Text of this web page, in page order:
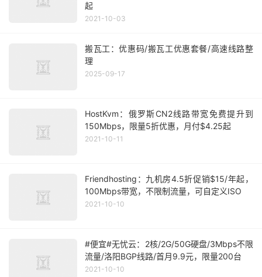
起
2021-10-03
搬瓦工：优惠码/搬瓦工优惠套餐/高速线路整
理
2025-09-17
HostKvm：俄罗斯CN2线路带宽免费提升到
150Mbps，限量5折优惠，月付$4.25起
2021-10-11
Friendhosting：九机房4.5折促销$15/年起，
100Mbps带宽，不限制流量，可自定义ISO
2021-10-10
#便宜#无忧云：2核/2G/50G硬盘/3Mbps不限
流量/洛阳BGP线路/首月9.9元，限量200台
2021-10-10